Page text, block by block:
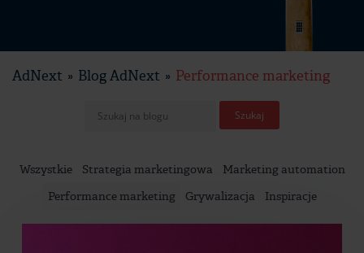
AdNext Blog AdNext Performance marketing
Wszystkie Strategia marketingowa
Marketing automation
Performance marketing
Grywalizacja Inspiracje